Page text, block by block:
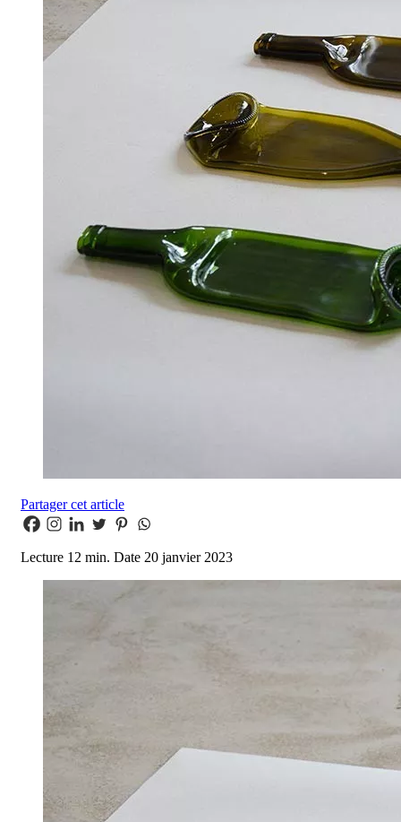
Partager cet article
Lecture 12 min. Date 20 janvier 2023